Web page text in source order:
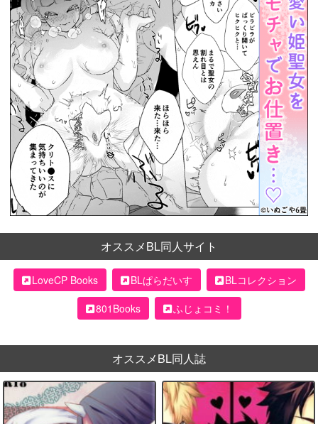
オススメBL同人サイト
LoveCP Books BLぱらだいす
BLコレクション
801Books
ふじょコミ！
オススメBL同人誌